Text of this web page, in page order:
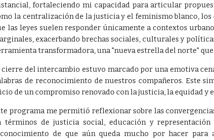
fortaleciendo mi capacidad para articular
la centralización de la justicia y el feminismo blanco,
las leyes suelen responder únicamente a contextos
exacerbando brechas sociales, culturales y
transformadora, una "nueva estrella del norte"
cierre del intercambio estuvo marcado por una emotiva
de reconocimiento de nuestros compañeros. Este
de un compromiso renovado con la justicia, la equidad y
programa me permitió reflexionar sobre las
términos de justicia social, educación y
de que aún queda mucho por hacer para